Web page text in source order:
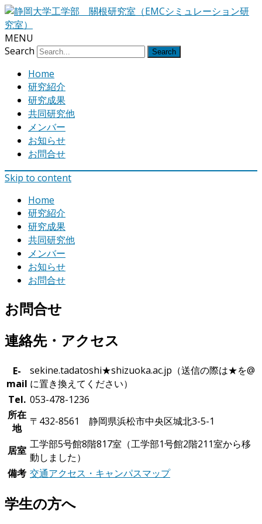
MENU
Search
Home
研究紹介
研究成果
共同研究他
メンバー
お知らせ
お問合せ
Skip to content
Home
研究紹介
研究成果
共同研究他
メンバー
お知らせ
お問合せ
お問合せ
連絡先・アクセス
E-
mail
sekine.tadatoshi★shizuoka.ac.jp（送信の際は★を@
に置き換えてください）
Tel. 053-478-1236
所在
地
〒432-8561 静岡県浜松市中央区城北3-5-1
居室 工学部5号館8階817室（工学部1号館2階211室から移
動しました）
備考 交通アクセス・キャンパスマップ
学生の方へ